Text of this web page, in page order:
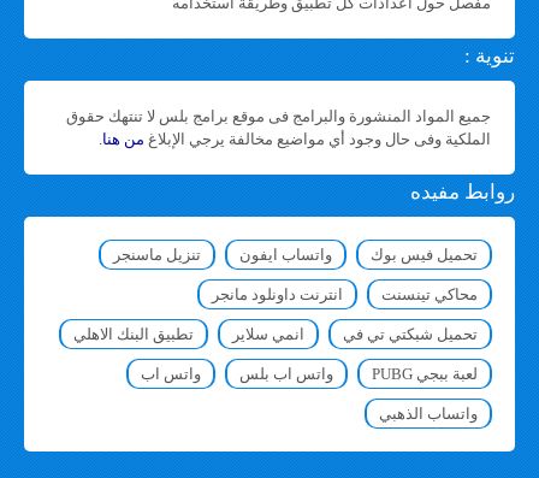
تنوية :
جميع المواد المنشورة والبرامج فى موقع برامج بلس لا تنتهك حقوق
الملكية وفى حال وجود أي مواضيع مخالفة يرجي الإبلاغ من هنا.
روابط مفيده
تحميل فيس بوك واتساب ايفون تنزيل ماسنجر
محاكي تينسنت انترنت داونلود مانجر
تحميل شبكتي تي في انمي سلاير تطبيق البنك الاهلي
لعبة ببجي PUBG واتس اب بلس واتس اب
واتساب الذهبي